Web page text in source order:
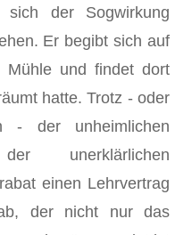
der Sogwirkung
Er begibt sich auf
Mühle und findet dort
hatte. Trotz - oder
- der unheimlichen
unerklärlichen
einen Lehrvertrag
der nicht nur das